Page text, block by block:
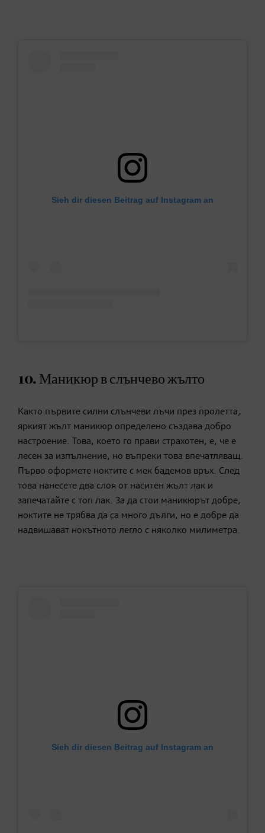
Sieh dir diesen Beitrag auf Instagram an
10. Маникюр в слънчево жълто
Както първите силни слънчеви лъчи през пролетта,
яркият жълт маникюр определено създава добро
настроение. Това, което го прави страхотен, е, че е
лесен за изпълнение, но въпреки това впечатляващ.
Първо оформете ноктите с мек бадемов връх. След
това нанесете два слоя от наситен жълт лак и
запечатайте с топ лак. За да стои маникюрът добре,
ноктите не трябва да са много дълги, но е добре да
надвишават нокътното легло с няколко милиметра.
Sieh dir diesen Beitrag auf Instagram an